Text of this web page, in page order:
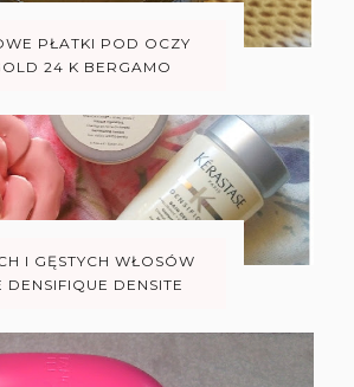
PŁATKI POD OCZY
24 K BERGAMO
I GĘSTYCH WŁOSÓW
DENSIFIQUE DENSITE